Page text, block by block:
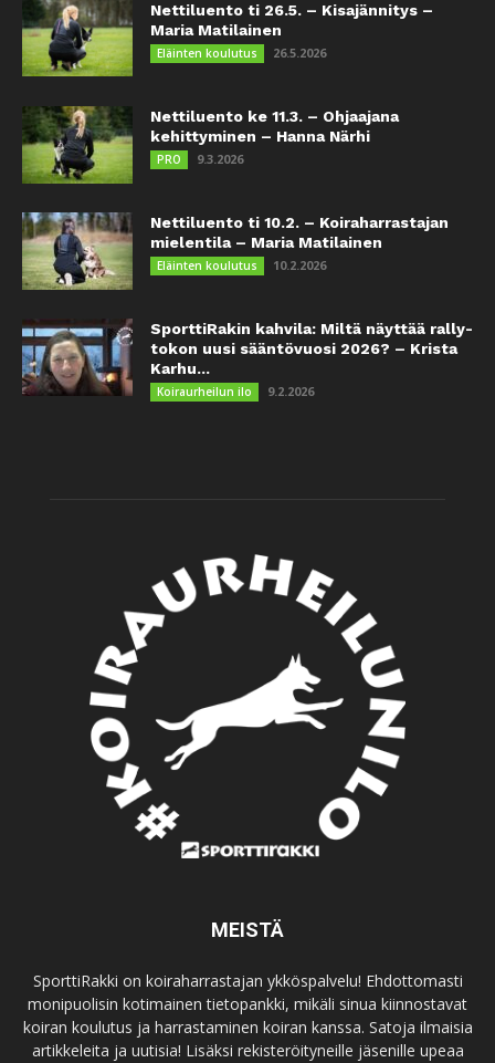
Nettiluento ti 26.5. – Kisajännitys –
Maria Matilainen
Eläinten koulutus 26.5.2026
Nettiluento ke 11.3. – Ohjaajana
kehittyminen – Hanna Närhi
PRO 9.3.2026
Nettiluento ti 10.2. – Koiraharrastajan
mielentila – Maria Matilainen
Eläinten koulutus 10.2.2026
SporttiRakin kahvila: Miltä näyttää rally-
tokon uusi sääntövuosi 2026? – Krista
Karhu...
Koiraurheilun ilo 9.2.2026
MEISTÄ
SporttiRakki on koiraharrastajan ykköspalvelu! Ehdottomasti
monipuolisin kotimainen tietopankki, mikäli sinua kiinnostavat
koiran koulutus ja harrastaminen koiran kanssa. Satoja ilmaisia
artikkeleita ja uutisia! Lisäksi rekisteröityneille jäsenille upeaa